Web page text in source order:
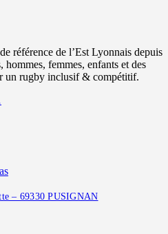
référence de l’Est Lyonnais depuis
femmes, enfants et des
un rugby inclusif & compétitif.
– 69330 PUSIGNAN